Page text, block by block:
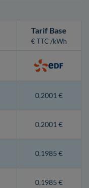
Tarif Base
€ TTC /kWh
0,2001 €
0,2001 €
0,1985 €
0,1985 €